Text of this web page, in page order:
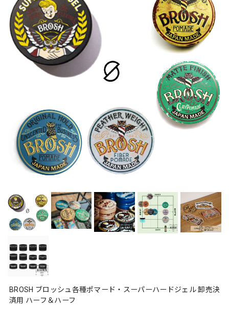
BROSH ブロッシュ各種ポマード・スーパーハードジェル 卸売決
済用 ハーフ＆ハーフ